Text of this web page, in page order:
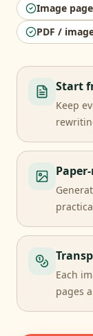
Image
PDF /
Start
Keep
Each
pages